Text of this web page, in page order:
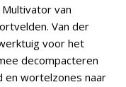
van
Van der
voor het
decompacteren
en wortelzones naar